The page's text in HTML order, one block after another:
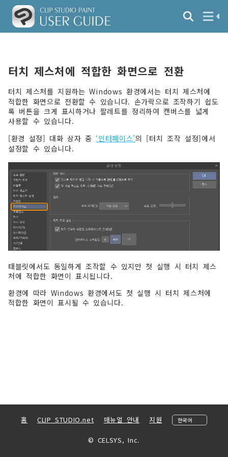
터치 제스처에 적합한 화면으로 전환
터치 제스처를 지원하는 Windows 환경에서는 터치 제스처에
적합한 화면으로 전환할 수 있습니다. 손가락으로 조작하기 쉽도
록 버튼을 크게 표시하거나 팔레트를 정리하여 캔버스를 넓게
사용할 수 있습니다.
[환경 설정] 대화 상자 중 ‘인터페이스’의 [터치 조작 설정]에서
설정할 수 있습니다.
태블릿에서도 동일하게 조작할 수 있지만 첫 실행 시 터치 제스
처에 적합한 화면이 표시됩니다.
환경에 따라 Windows 환경에서도 첫 실행 시 터치 제스처에
적합한 화면이 표시될 수 있습니다.
홈 CLIP STUDIO.net 매뉴얼 안내 지원
© CELSYS, Inc.